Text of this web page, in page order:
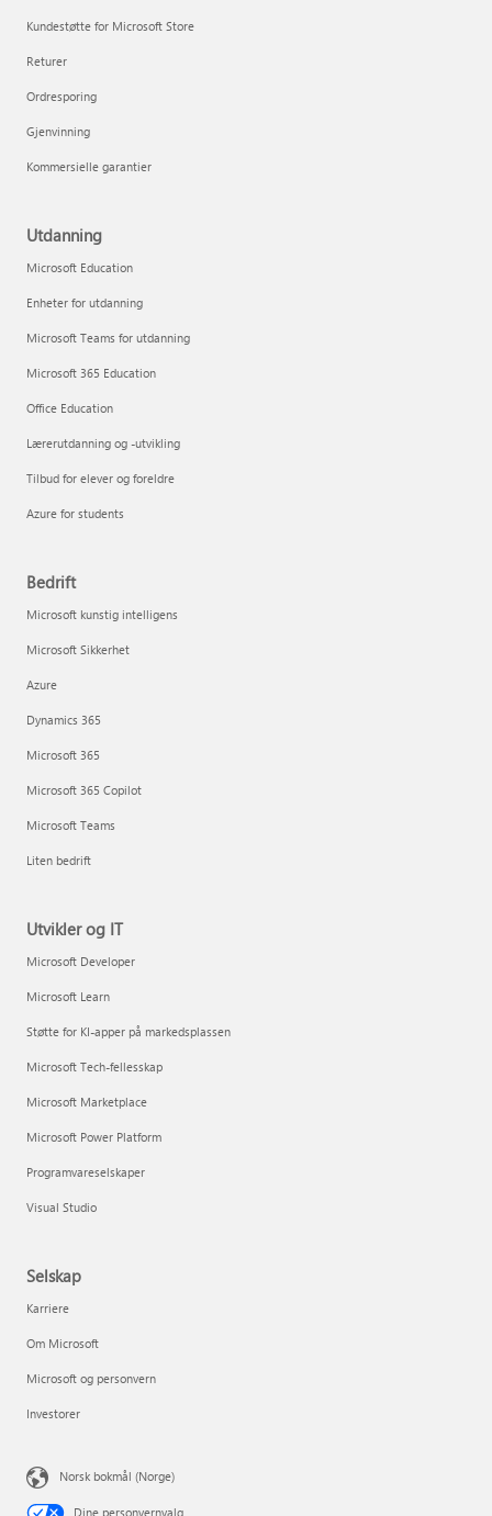
Kundestøtte for Microsoft Store
Returer
Ordresporing
Gjenvinning
Kommersielle garantier
Utdanning
Microsoft Education
Enheter for utdanning
Microsoft Teams for utdanning
Microsoft 365 Education
Office Education
Lærerutdanning og -utvikling
Tilbud for elever og foreldre
Azure for students
Bedrift
Microsoft kunstig intelligens
Microsoft Sikkerhet
Azure
Dynamics 365
Microsoft 365
Microsoft 365 Copilot
Microsoft Teams
Liten bedrift
Utvikler og IT
Microsoft Developer
Microsoft Learn
Støtte for KI-apper på markedsplassen
Microsoft Tech-fellesskap
Microsoft Marketplace
Microsoft Power Platform
Programvareselskaper
Visual Studio
Selskap
Karriere
Om Microsoft
Microsoft og personvern
Investorer
Norsk bokmål (Norge)
Dine personvernvalg